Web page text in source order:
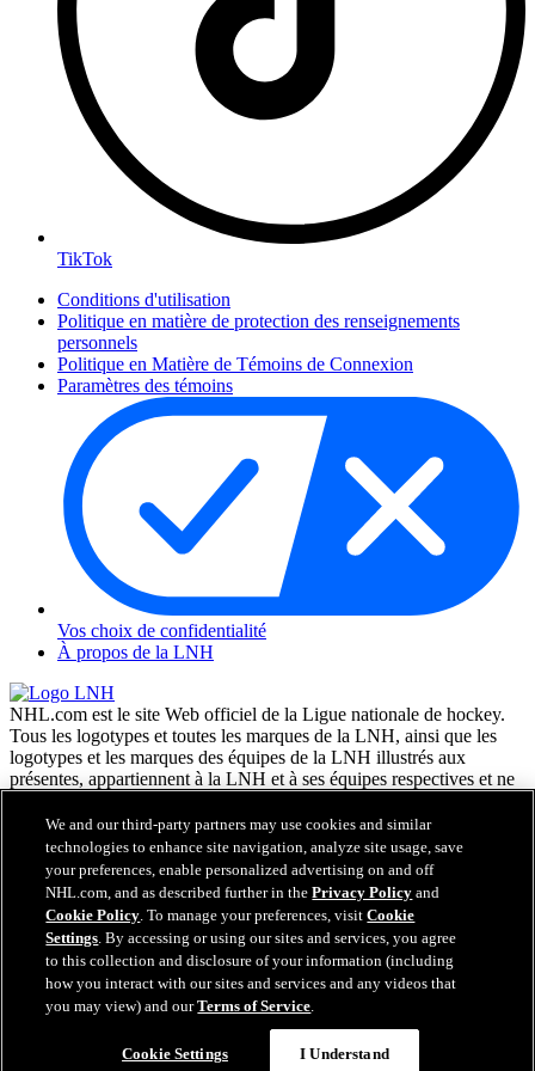
TikTok
Conditions d'utilisation
Politique en matière de protection des renseignements
personnels
Politique en Matière de Témoins de Connexion
Paramètres des témoins
Vos choix de confidentialité
À propos de la LNH
NHL.com est le site Web officiel de la Ligue nationale de hockey.
Tous les logotypes et toutes les marques de la LNH, ainsi que les
logotypes et les marques des équipes de la LNH illustrés aux
présentes, appartiennent à la LNH et à ses équipes respectives et ne
Enterprises, L.P. © LNH 2026. Tous droits réservés. Tous les
chandails d'équipe de la LNH personnalisés avec les noms des
joueurs de la LNH et leurs numéros sont officiellement sous license
de la LNH et de l'AJLNH. Le mot servant de marque Zamboni et la
configuration de la surfaceuse Zamboni sont des marques de
commerce déposées de Frank J. Zamboni & Co., Inc. © Frank J.
Zamboni & Co., Inc. 2026. Tous droits réservés. Toute autre marque
déposée ou tout droit d'auteur d'une tierce partie sont la propriété de
leurs auteurs respectifs. Tous droits réservés.
We and our third-party partners may use cookies and similar
technologies to enhance site navigation, analyze site usage, save
your preferences, enable personalized advertising on and off
NHL.com, and as described further in thePrivacy Policy and
Cookie Policy. To manage your preferences, visitCookie
Settings. By accessing or using our sites and services, you agree
to this collection and disclosure of your information (including
how you interact with our sites and services and any videos that
you may view) and ourTerms of Service.
Cookie Settings I Understand